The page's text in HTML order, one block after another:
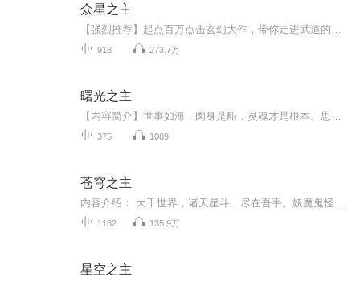
众星之主
918 273.7万
曙光之主
375 1089
苍穹之主
1182 135.9万
星空之主